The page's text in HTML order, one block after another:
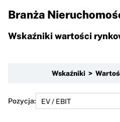
Branża
Wskaźniki wartości
Wskaźniki >
Pozycja: